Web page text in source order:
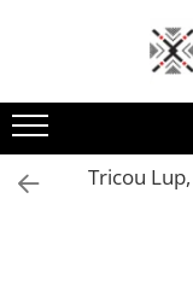
Toate produsele
Tricouri
Tricouri bărbați
Tricouri damă
Tricou